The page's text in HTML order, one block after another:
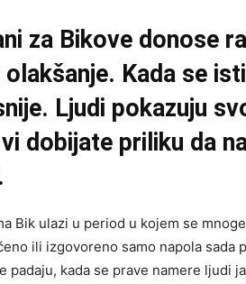
za Bikove donose
olakšanje. Kada se
Ljudi pokazuju
dobijate priliku da
Bik ulazi u period u kojem se
ili izgovoreno samo napola sada
padaju, kada se prave namere ljudi